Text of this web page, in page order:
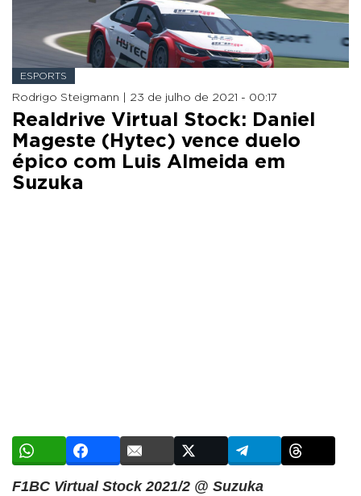
ESPORTS
Rodrigo Steigmann | 23 de julho de 2021 - 00:17
Realdrive Virtual Stock: Daniel
Mageste (Hytec) vence duelo
épico com Luis Almeida em
Suzuka
F1BC Virtual Stock 2021/2 @ Suzuka